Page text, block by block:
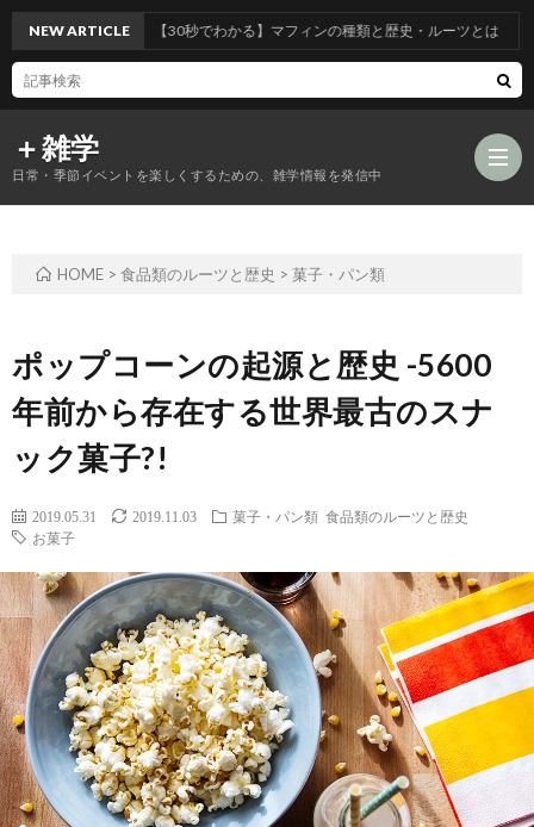
＋雑学
日常・季節イベントを楽しくするための、雑学情報を発信中
ー
ツ
歴
季
節
風
由
来
意
NEW ARTICLE【30秒でわかる】マフィンの種類と歴史・ルーツとは
HOME > 食品類のルーツと歴史 > 菓子・パン類
ポップコーンの起源と歴史 -5600
年前から存在する世界最古のスナ
ック菓子?!
2019.05.31 2019.11.03 菓子・パン類 食品類のルーツと歴史
お菓子